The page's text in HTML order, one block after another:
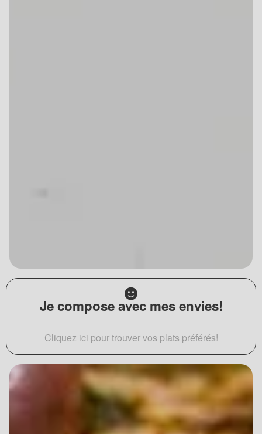
Je compose avec mes envies!
Cliquez ici pour trouver vos plats préférés!